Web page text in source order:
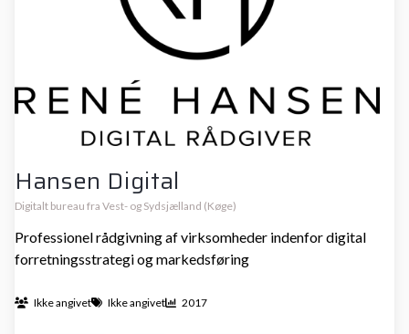
Hansen Digital
Digitalt bureau fra Vest- og Sydsjælland (Køge)
Professionel rådgivning af virksomheder indenfor digital
forretningsstrategi og markedsføring
Ikke angivet Ikke angivet 2017